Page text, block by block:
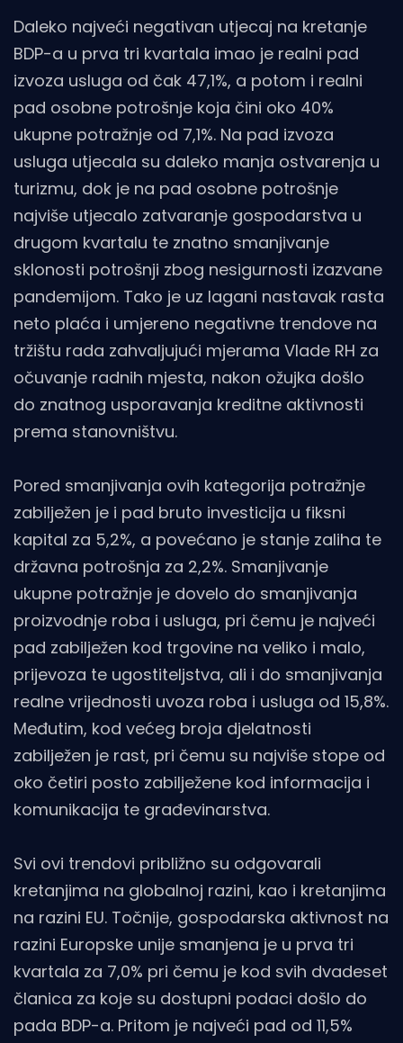
Daleko najveći negativan utjecaj na kretanje
BDP-a u prva tri kvartala imao je realni pad
izvoza usluga od čak 47,1%, a potom i realni
pad osobne potrošnje koja čini oko 40%
ukupne potražnje od 7,1%. Na pad izvoza
usluga utjecala su daleko manja ostvarenja u
turizmu, dok je na pad osobne potrošnje
najviše utjecalo zatvaranje gospodarstva u
drugom kvartalu te znatno smanjivanje
sklonosti potrošnji zbog nesigurnosti izazvane
pandemijom. Tako je uz lagani nastavak rasta
neto plaća i umjereno negativne trendove na
tržištu rada zahvaljujući mjerama Vlade RH za
očuvanje radnih mjesta, nakon ožujka došlo
do znatnog usporavanja kreditne aktivnosti
prema stanovništvu.
Pored smanjivanja ovih kategorija potražnje
zabilježen je i pad bruto investicija u fiksni
kapital za 5,2%, a povećano je stanje zaliha te
državna potrošnja za 2,2%. Smanjivanje
ukupne potražnje je dovelo do smanjivanja
proizvodnje roba i usluga, pri čemu je najveći
pad zabilježen kod trgovine na veliko i malo,
prijevoza te ugostiteljstva, ali i do smanjivanja
realne vrijednosti uvoza roba i usluga od 15,8%.
Međutim, kod većeg broja djelatnosti
zabilježen je rast, pri čemu su najviše stope od
oko četiri posto zabilježene kod informacija i
komunikacija te građevinarstva.
Svi ovi trendovi približno su odgovarali
kretanjima na globalnoj razini, kao i kretanjima
na razini EU. Točnije, gospodarska aktivnost na
razini Europske unije smanjena je u prva tri
kvartala za 7,0% pri čemu je kod svih dvadeset
članica za koje su dostupni podaci došlo do
pada BDP-a. Pritom je najveći pad od 11,5%